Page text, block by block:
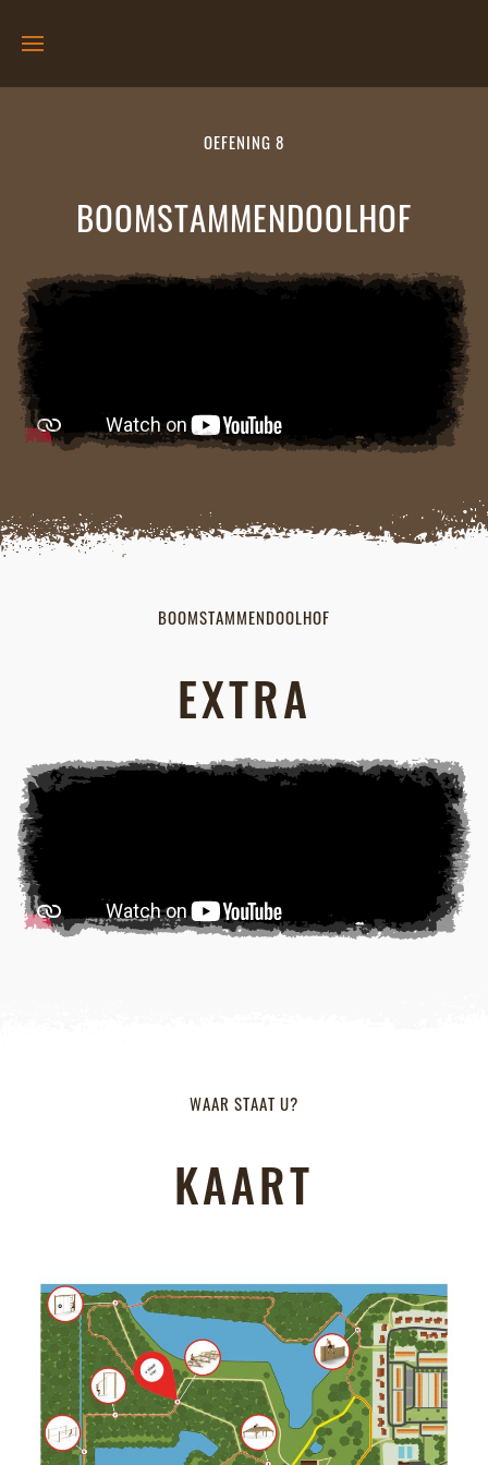
OEFENING 8
BOOMSTAMMENDOOLHOF
BOOMSTAMMENDOOLHOF
EXTRA
WAAR STAAT U?
KAART